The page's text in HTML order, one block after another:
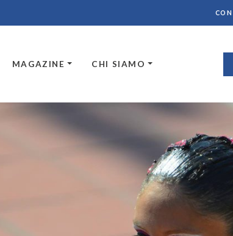
MAGAZINE CHI SIAMO